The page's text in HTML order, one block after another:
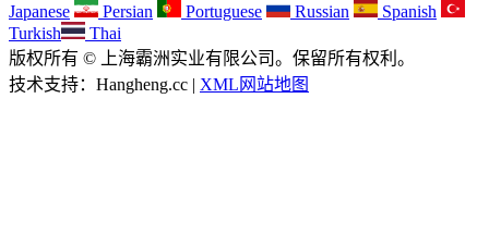
Japanese
Persian Portuguese Russian
Spanish
Turkish
Thai
版权所有 © 上海霸洲实业有限公司。保留所有权利。
技术支持：Hangheng.cc | XML网站地图